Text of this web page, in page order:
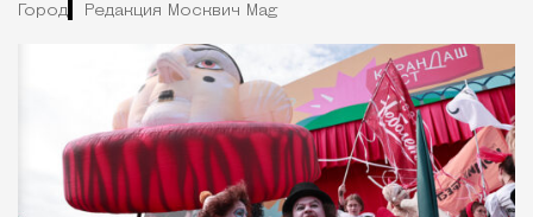
Город Редакция Москвич Mag